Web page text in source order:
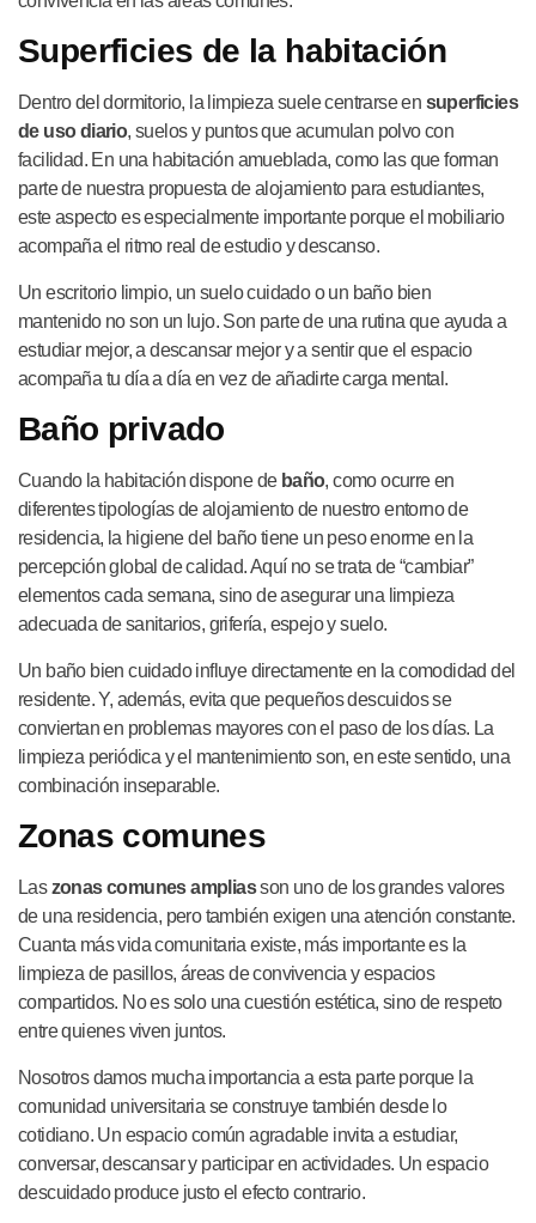
Superficies de la habitación
Dentro del dormitorio, la limpieza suele centrarse en superficies
de uso diario, suelos y puntos que acumulan polvo con
facilidad. En una habitación amueblada, como las que forman
parte de nuestra propuesta de alojamiento para estudiantes,
este aspecto es especialmente importante porque el mobiliario
acompaña el ritmo real de estudio y descanso.
Un escritorio limpio, un suelo cuidado o un baño bien
mantenido no son un lujo. Son parte de una rutina que ayuda a
estudiar mejor, a descansar mejor y a sentir que el espacio
acompaña tu día a día en vez de añadirte carga mental.
Baño privado
Cuando la habitación dispone de baño, como ocurre en
diferentes tipologías de alojamiento de nuestro entorno de
residencia, la higiene del baño tiene un peso enorme en la
percepción global de calidad. Aquí no se trata de “cambiar”
elementos cada semana, sino de asegurar una limpieza
adecuada de sanitarios, grifería, espejo y suelo.
Un baño bien cuidado influye directamente en la comodidad del
residente. Y, además, evita que pequeños descuidos se
conviertan en problemas mayores con el paso de los días. La
limpieza periódica y el mantenimiento son, en este sentido, una
combinación inseparable.
Zonas comunes
Laszonas comunes ampliasson uno de los grandes valores
de una residencia, pero también exigen una atención constante.
Cuanta más vida comunitaria existe, más importante es la
limpieza de pasillos, áreas de convivencia y espacios
compartidos. No es solo una cuestión estética, sino de respeto
entre quienes viven juntos.
Nosotros damos mucha importancia a esta parte porque la
comunidad universitaria se construye también desde lo
cotidiano. Un espacio común agradable invita a estudiar,
conversar, descansar y participar en actividades. Un espacio
descuidado produce justo el efecto contrario.